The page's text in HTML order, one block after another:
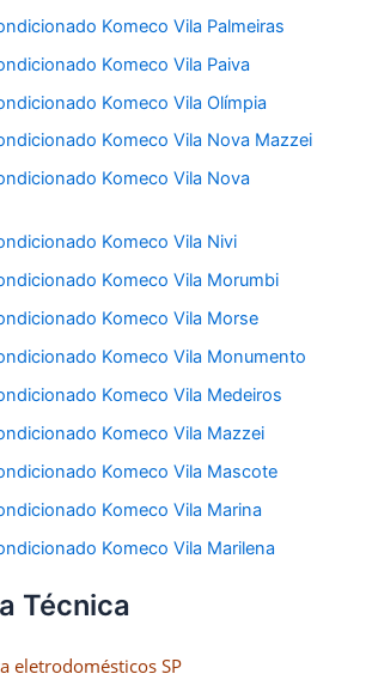
Komeco Vila Palmeiras
Komeco Vila Paiva
Komeco Vila Olímpia
Komeco Vila Nova Mazzei
Komeco Vila Nova
Komeco Vila Nivi
Komeco Vila Morumbi
Komeco Vila Morse
Komeco Vila Monumento
Komeco Vila Medeiros
Komeco Vila Mazzei
Komeco Vila Mascote
Komeco Vila Marina
Komeco Vila Marilena
Técnica
eletrodomésticos SP